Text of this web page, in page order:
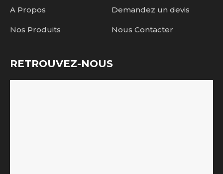
A Propos Demandez un devis
Nos Produits Nous Contacter
RETROUVEZ-NOUS